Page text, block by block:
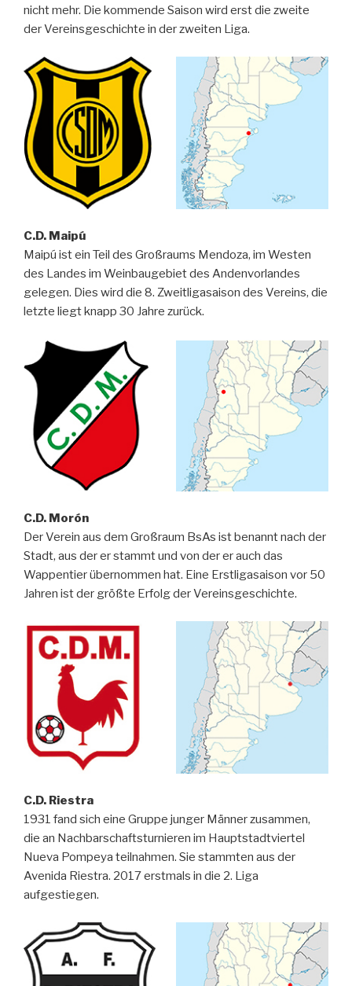
nicht mehr. Die kommende Saison wird erst die zweite
der Vereinsgeschichte in der zweiten Liga.
C.D. Maipú
Maipú ist ein Teil des Großraums Mendoza, im Westen
des Landes im Weinbaugebiet des Andenvorlandes
gelegen. Dies wird die 8. Zweitligasaison des Vereins, die
letzte liegt knapp 30 Jahre zurück.
C.D. Morón
Der Verein aus dem Großraum BsAs ist benannt nach der
Stadt, aus der er stammt und von der er auch das
Wappentier übernommen hat. Eine Erstligasaison vor 50
Jahren ist der größte Erfolg der Vereinsgeschichte.
C.D. Riestra
1931 fand sich eine Gruppe junger Männer zusammen,
die an Nachbarschaftsturnieren im Hauptstadtviertel
Nueva Pompeya teilnahmen. Sie stammten aus der
Avenida Riestra. 2017 erstmals in die 2. Liga
aufgestiegen.